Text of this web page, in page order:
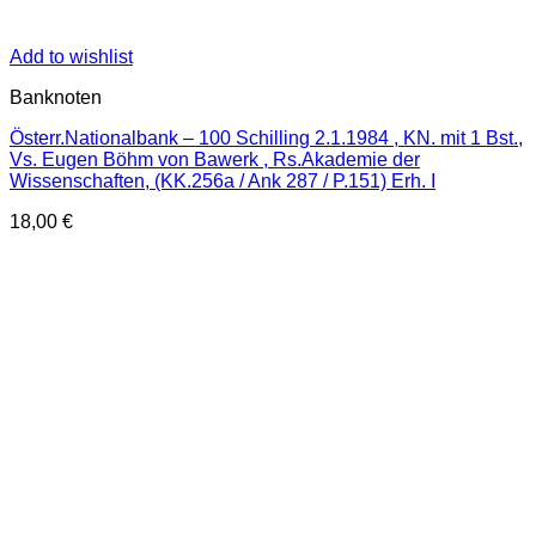
Add to wishlist
Banknoten
Österr.Nationalbank – 100 Schilling 2.1.1984 , KN. mit 1 Bst.,
Vs. Eugen Böhm von Bawerk , Rs.Akademie der
Wissenschaften, (KK.256a / Ank 287 / P.151) Erh. I
18,00 €